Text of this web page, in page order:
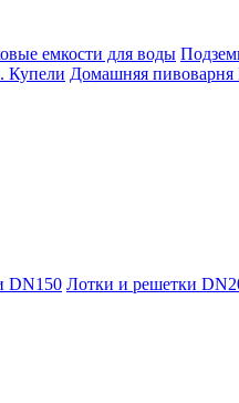
емкости для воды
Купели Домашняя
DN150 Лотки и решетки